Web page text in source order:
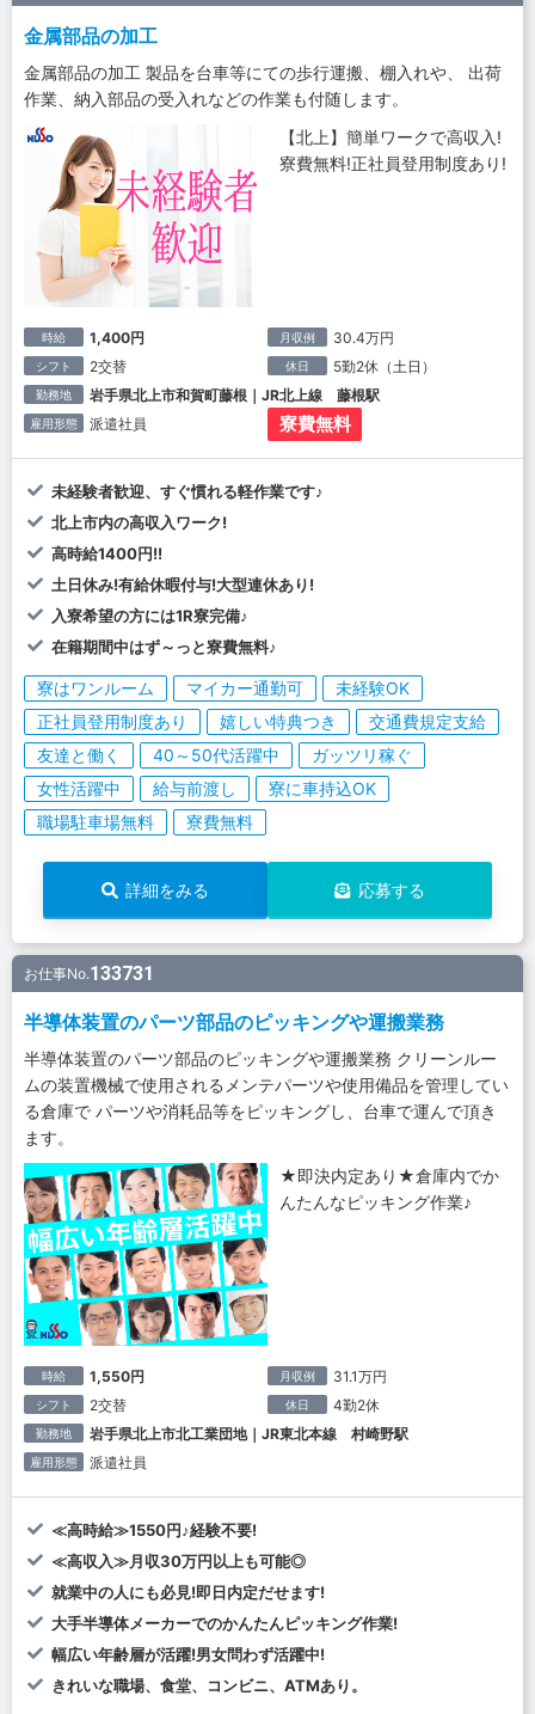
金属部品の加工
金属部品の加工 製品を台車等にての歩行運搬、棚入れや、 出荷
作業、納入部品の受入れなどの作業も付随します。
【北上】簡単ワークで高収入!
寮費無料!正社員登用制度あり!
時給 1,400円 月収例 30.4万円
シフト 2交替 休日 5勤2休（土日）
勤務地 岩手県北上市和賀町藤根｜JR北上線 藤根駅
雇用形態 派遣社員 寮費無料
未経験者歓迎、すぐ慣れる軽作業です♪
北上市内の高収入ワーク!
高時給1400円!!
土日休み!有給休暇付与!大型連休あり!
入寮希望の方には1R寮完備♪
在籍期間中はず～っと寮費無料♪
寮はワンルーム マイカー通勤可
未経験OK
正社員登用制度あり
嬉しい特典つき
交通費規定支給
友達と働く
40～50代活躍中
ガッツリ稼ぐ
女性活躍中
給与前渡し
寮に車持込OK
職場駐車場無料
寮費無料
詳細をみる 応募する
お仕事No.133731
半導体装置のパーツ部品のピッキングや運搬業務
半導体装置のパーツ部品のピッキングや運搬業務 クリーンルー
ムの装置機械で使用されるメンテパーツや使用備品を管理してい
る倉庫で パーツや消耗品等をピッキングし、台車で運んで頂き
ます。
★即決内定あり★倉庫内でか
んたんなピッキング作業♪
時給 1,550円 月収例 31.1万円
シフト 2交替 休日 4勤2休
勤務地 岩手県北上市北工業団地｜JR東北本線 村崎野駅
雇用形態 派遣社員
≪高時給≫1550円♪経験不要!
≪高収入≫月収30万円以上も可能◎
就業中の人にも必見!即日内定だせます!
大手半導体メーカーでのかんたんピッキング作業!
幅広い年齢層が活躍!男女問わず活躍中!
きれいな職場、食堂、コンビニ、ATMあり。